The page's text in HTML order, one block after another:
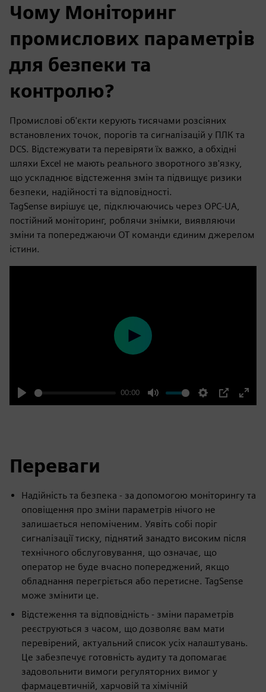
Чому Моніторинг
промислових параметрів
для безпеки та
контролю?
Промислові об'єкти керують тисячами розсіяних
встановлених точок, порогів та сигналізацій у ПЛК та
DCS. Відстежувати та перевіряти їх важко, а обхідні
шляхи Excel не мають реального зворотного зв'язку,
що ускладнює відстеження змін та підвищує ризики
безпеки, надійності та відповідності.
TagSense вирішує це, підключаючись через OPC-UA,
постійний моніторинг, роблячи знімки, виявляючи
зміни та попереджаючи ОТ команди єдиним джерелом
істини.
Play
00:00
Mute Settings
PIP
Enter
Play
Переваги
Надійність та безпека - за допомогою моніторингу та
оповіщення про зміни параметрів нічого не
залишається непоміченим. Уявіть собі поріг
сигналізації тиску, піднятий занадто високим після
технічного обслуговування, що означає, що
оператор не буде вчасно попереджений, якщо
обладнання перегріється або перетисне. TagSense
може змінити це.
Відстеження та відповідність - зміни параметрів
реєструються з часом, що дозволяє вам мати
перевірений, актуальний список усіх налаштувань.
Це забезпечує готовність аудиту та допомагає
задовольнити вимоги регуляторних вимог у
фармацевтичній, харчовій та хімічній